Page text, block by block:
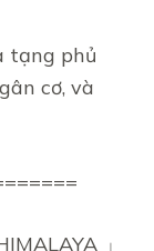
tạng phủ
cơ, và
」